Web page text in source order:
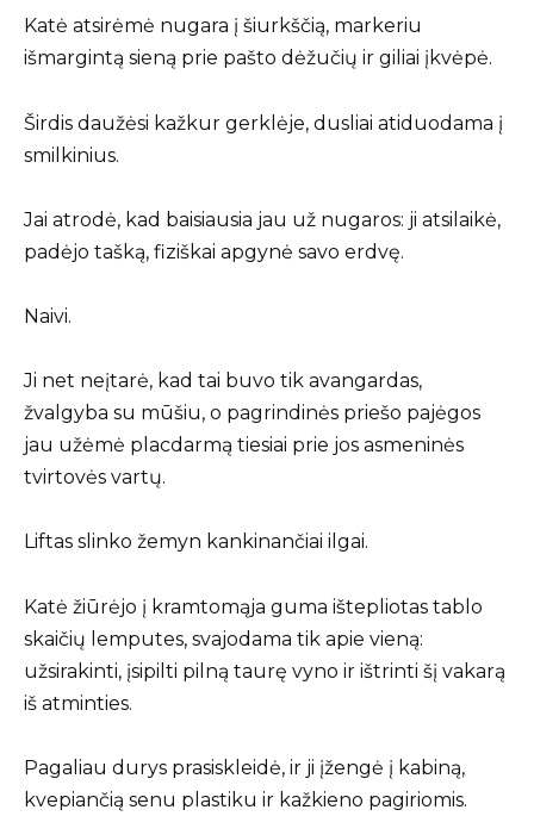
Katė atsirėmė nugara į šiurkščią, markeriu
išmargintą sieną prie pašto dėžučių ir giliai įkvėpė.
Širdis daužėsi kažkur gerklėje, dusliai atiduodama į
smilkinius.
Jai atrodė, kad baisiausia jau už nugaros: ji atsilaikė,
padėjo tašką, fiziškai apgynė savo erdvę.
Naivi.
Ji net neįtarė, kad tai buvo tik avangardas,
žvalgyba su mūšiu, o pagrindinės priešo pajėgos
jau užėmė placdarmą tiesiai prie jos asmeninės
tvirtovės vartų.
Liftas slinko žemyn kankinančiai ilgai.
Katė žiūrėjo į kramtomąja guma ištepliotas tablo
skaičių lemputes, svajodama tik apie vieną:
užsirakinti, įsipilti pilną taurę vyno ir ištrinti šį vakarą
iš atminties.
Pagaliau durys prasiskleidė, ir ji įžengė į kabiną,
kvepiančią senu plastiku ir kažkieno pagiriomis.